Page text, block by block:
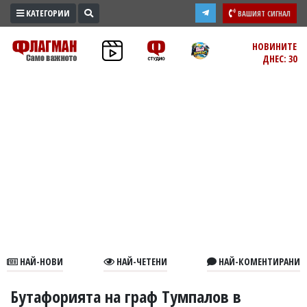
ПРОМО
ЗОНА
В
КАТЕГОРИИ ВАШИЯТ СИГНАЛ
НОВИНИТЕ
ДНЕС: 30
НАЙ-НОВИ НАЙ-ЧЕТЕНИ НАЙ-КОМЕНТИРАНИ
Бутафорията на граф Тумпалов в